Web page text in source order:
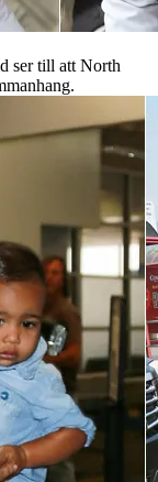
ser till att North